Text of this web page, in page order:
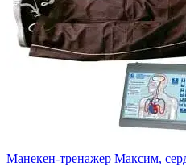
Манекен-тренажер Максим,